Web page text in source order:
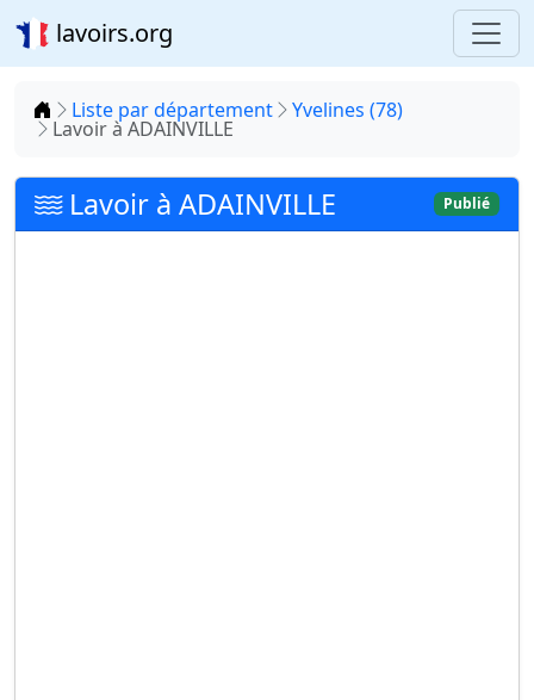
lavoirs.org
Accueil
Liste par département Yvelines (78)
Lavoir à ADAINVILLE
Lavoir à ADAINVILLE Publié